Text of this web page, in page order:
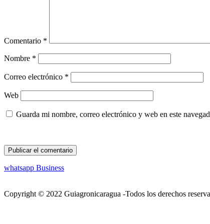
Comentario *
Nombre *
Correo electrónico *
Web
Guarda mi nombre, correo electrónico y web en este
whatsapp Business
Copyright © 2022 Guiagronicaragua -Todos los derechos